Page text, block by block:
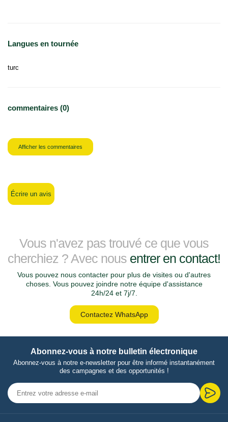
Langues en tournée
turc
commentaires (0)
Afficher les commentaires
Écrire un avis
Vous n'avez pas trouvé ce que vous
cherchiez ? Avec nous entrer en contact!
Vous pouvez nous contacter pour plus de visites ou d'autres
choses. Vous pouvez joindre notre équipe d'assistance
24h/24 et 7j/7.
Contactez WhatsApp
Abonnez-vous à notre bulletin électronique
Abonnez-vous à notre e-newsletter pour être informé instantanément
des campagnes et des opportunités !